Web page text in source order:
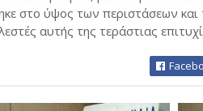
στο ύψος των περιστάσεων και
αυτής της τεράστιας